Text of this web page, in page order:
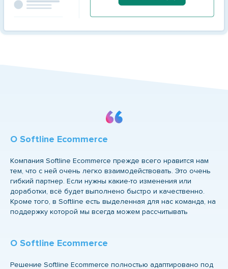
О Softline Ecommerce
Компания Softline Ecommerce прежде всего нравится нам
тем, что с ней очень легко взаимодействовать. Это очень
гибкий партнер. Если нужны какие-то изменения или
доработки, всё будет выполнено быстро и качественно.
Кроме того, в Softline есть выделенная для нас команда, на
поддержку которой мы всегда можем рассчитывать
О Softline Ecommerce
Решение Softline Ecommerce полностью адаптировано под